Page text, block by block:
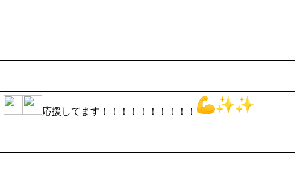
応援してます！！！！！！！！！！